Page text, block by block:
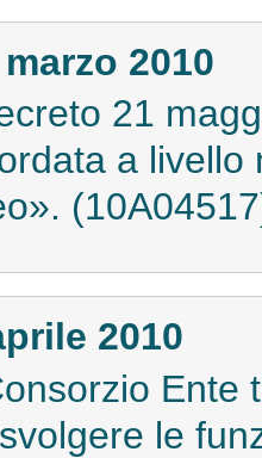
2010
21
a
2010
Ente
le